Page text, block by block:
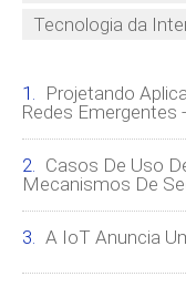
Tecnologia da
Projetando
Redes Emergentes
Casos De Uso
Mecanismos De
A IoT Anuncia